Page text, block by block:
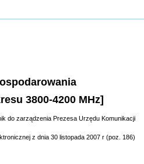
3800-4200 MHz]
do zarządzenia Prezesa Urzędu Komunikacji
z dnia 30 listopada 2007 r (poz. 186)